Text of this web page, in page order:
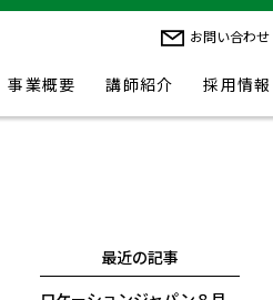
事業概要 講師紹介 採用情報
お問い合わせ
最近の記事